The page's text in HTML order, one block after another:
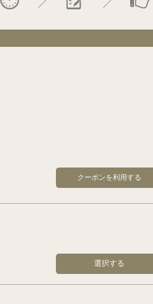
クーポンを利用する
選択する